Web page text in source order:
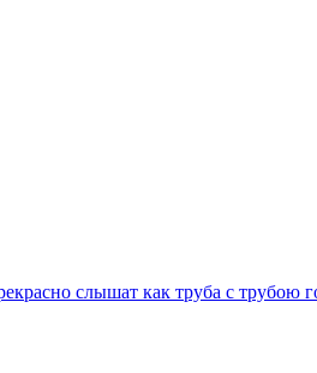
слышат как труба с трубою